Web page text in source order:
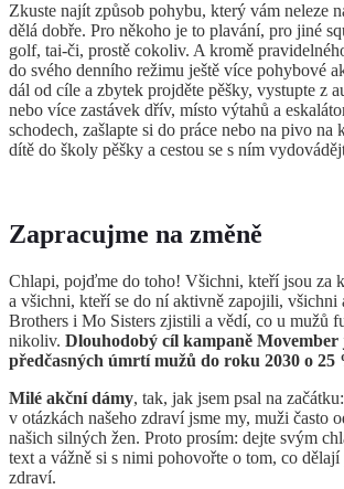
Zkuste najít způsob pohybu, který vám neleze
dělá dobře. Pro někoho je to plavání, pro jiné
golf, tai-či, prostě cokoliv. A kromě
do svého denního režimu ještě více pohybové
dál od cíle a zbytek projděte pěšky, vystupte z
nebo více zastávek dřív, místo výtahů a
schodech, zašlapte si do práce nebo na pivo na
dítě do školy pěšky a cestou se s ním
Zapracujme na změně
Chlapi, pojďme do toho! Všichni, kteří jsou za
a všichni, kteří se do ní aktivně zapojili, všichni
Brothers i Mo Sisters zjistili a vědí, co u mužů
nikoliv. Dlouhodobý cíl kampaně Movember
předčasných úmrtí mužů do roku 2030 o 25
Milé akční dámy, tak, jak jsem psal na
v otázkách našeho zdraví jsme my, muži často
našich silných žen. Proto prosím: dejte svým
text a vážně si s nimi pohovořte o tom, co dělají
zdraví.